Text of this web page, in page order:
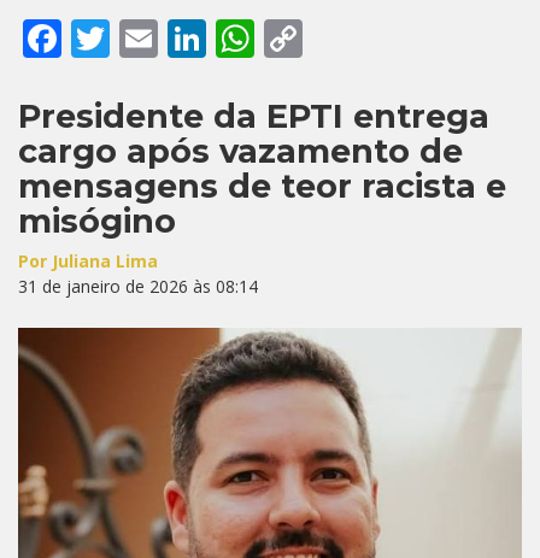
Facebook
Twitter
EmailLinkedIn
WhatsApp
Presidente da EPTI entrega
cargo após vazamento de
mensagens de teor racista e
misógino
Por Juliana Lima
31 de janeiro de 2026 às 08:14